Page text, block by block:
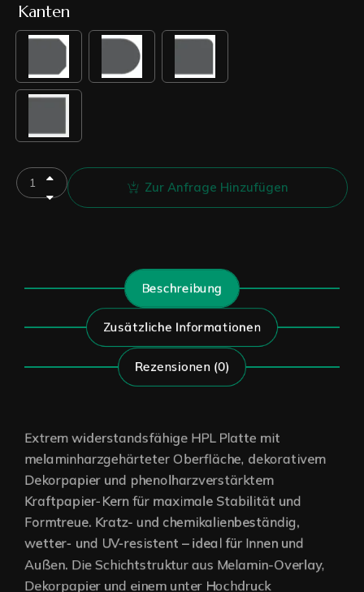
Kanten
Zur Anfrage Hinzufügen
Beschreibung
Zusätzliche Informationen
Rezensionen (0)
Extrem widerstandsfähige HPL Platte mit
melaminharzgehärteter Oberfläche, dekorativem
Dekorpapier und phenolharzverstärktem
Kraftpapier-Kern für maximale Stabilität und
Formtreue. Kratz- und chemikalienbeständig,
wetter- und UV-resistent – ideal für Innen und
Außen. Die Schichtstruktur aus Melamin-Overlay,
Dekorpapier und einem unter Hochdruck